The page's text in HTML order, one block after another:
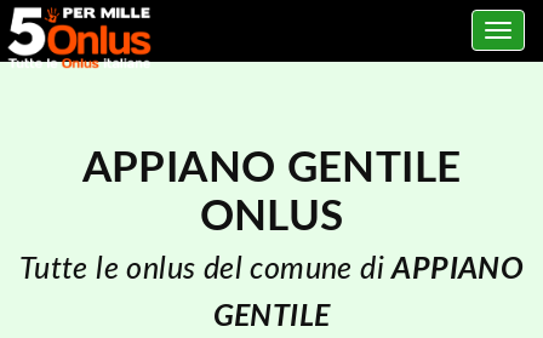
Toggle
APPIANO GENTILE
ONLUS
Tutte le onlus del comune diAPPIANO
GENTILE